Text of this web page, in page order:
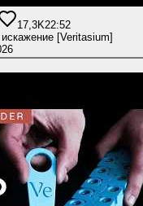
17,3K22:52
[Veritasium]